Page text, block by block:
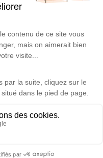
Déroulé
Le